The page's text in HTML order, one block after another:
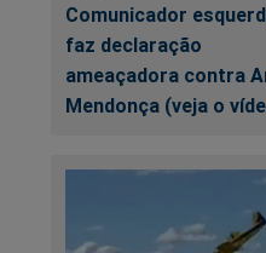
Comunicador
faz declaração
ameaçadora contra
Mendonça (veja o